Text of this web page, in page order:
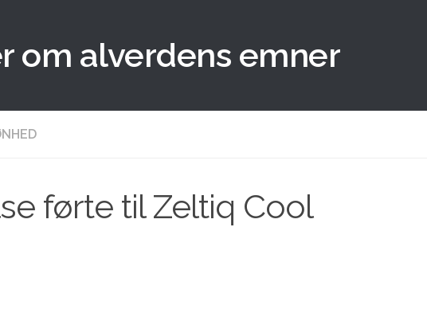
om alverdens emner
førte til Zeltiq Cool